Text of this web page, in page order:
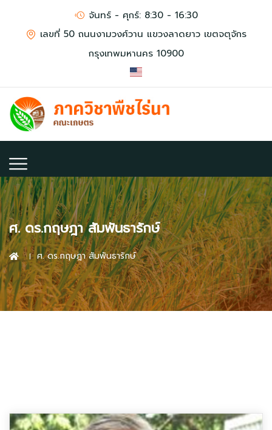
จันทร์ - ศุกร์: 8:30 - 16:30
เลขที่ 50 ถนนงามวงศ์วาน แขวงลาดยาว เขตจตุจักร
กรุงเทพมหานคร 10900
ศ. ดร.กฤษฎา สัมพันธารักษ์
ศ. ดร.กฤษฎา สัมพันธารักษ์